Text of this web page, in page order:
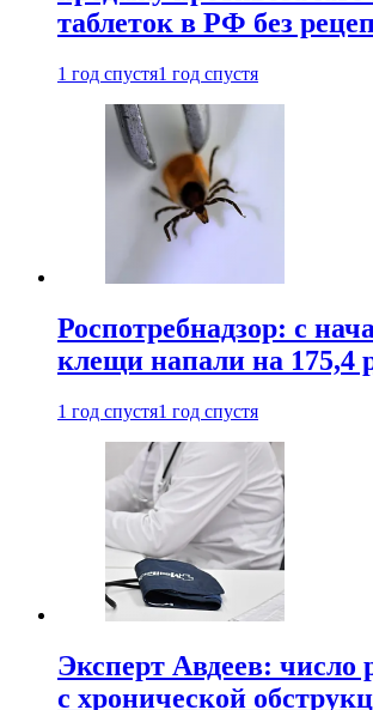
таблеток в РФ без
1 год спустя1 год спустя
Роспотребнадзор: с
клещи напали на 175,4
1 год спустя1 год спустя
Эксперт Авдеев: число
с хронической